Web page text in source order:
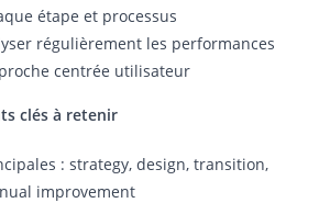
étape et processus
régulièrement les performances
centrée utilisateur
clés à retenir
: strategy, design, transition,
improvement